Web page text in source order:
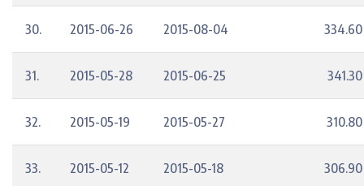
30. 2015-06-26 2015-08-04 334.60
31. 2015-05-28 2015-06-25 341.30
32. 2015-05-19 2015-05-27 310.80
33. 2015-05-12 2015-05-18 306.90